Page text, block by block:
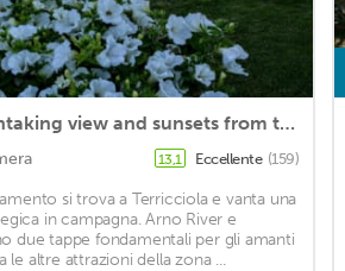
Enjoy breathtaking view and sunsets from the Swimming pool - Casa Magnolia LUNA
13,1 Eccellente (159)
si trova a Terricciola e vanta una
in campagna. Arno River e
due tappe fondamentali per gli amanti
le altre attrazioni della zona ...